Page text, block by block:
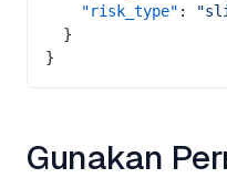
    "risk_type"
:
  }
}
Gunakan